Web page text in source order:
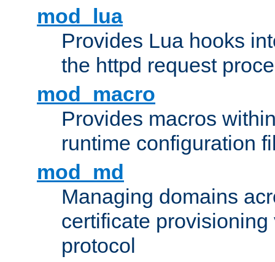
mod_lua
Provides Lua hooks
the httpd request
mod_macro
Provides macros
runtime configuration
mod_md
Managing domains
certificate provisioning
protocol